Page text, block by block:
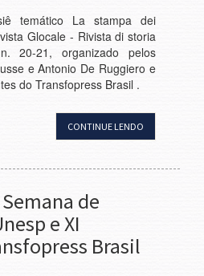
temático La stampa dei
Glocale - Rivista di storia
20-21, organizado pelos
e Antonio De Ruggiero e
do Transfopress Brasil .
CONTINUE LENDO
Semana de
e XI
Brasil